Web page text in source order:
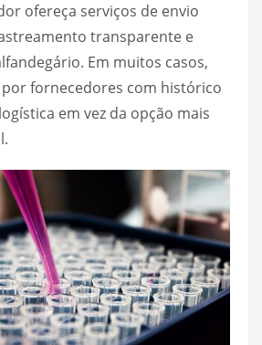
ofereça serviços de envio
transparente e
Em muitos casos,
fornecedores com histórico
em vez da opção mais